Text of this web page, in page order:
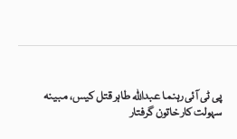
پی ٹی آئی رہنما عبداللہ طاہر قتل کیس، مبینہ
سہولت کار خاتون گرفتار